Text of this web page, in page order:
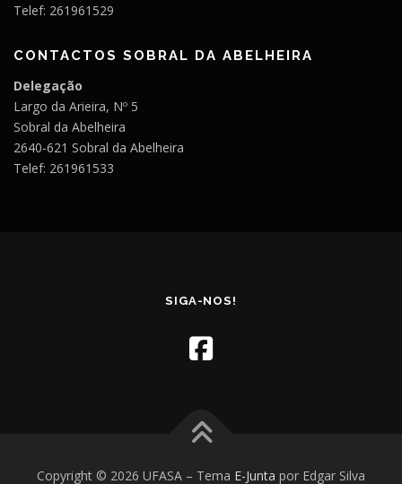
Telef: 261961529
CONTACTOS SOBRAL DA ABELHEIRA
Delegação
Largo da Arieira, Nº 5
Sobral da Abelheira
2640-621 Sobral da Abelheira
Telef: 261961533
SIGA-NOS!
Copyright © 2026 UFASA – Tema E-Junta por Edgar Silva